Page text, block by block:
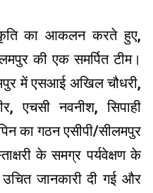
का आकलन करते हुए,
की एक समर्पित टीम।
में एसआई अखिल चौधरी,
एचसी नवनीश, सिपाही
का गठन एसीपी/सीलमपुर
के समग्र पर्यवेक्षण के
जानकारी दी गई और